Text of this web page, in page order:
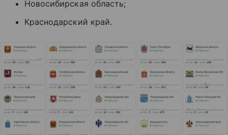
Новосибирская область;
Краснодарский край.